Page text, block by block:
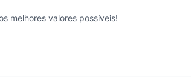
melhores valores possíveis!